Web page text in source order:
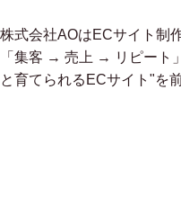
株式会社AOはECサイト制
「集客 → 売上 → リピート
と育てられるECサイト"を